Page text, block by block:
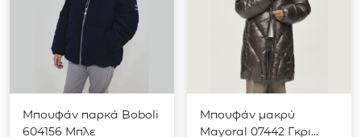
Μπουφάν παρκά Boboli
604156 Μπλε
Μπουφάν μακρύ
Mayoral 07442 Γκρι